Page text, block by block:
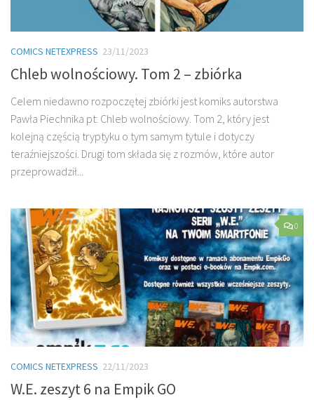
COMICS NETEXPRESS 23/11/2023
Chleb wolnościowy. Tom 2 – zbiórka
Celem niedawno rozpoczętej zbiórki jest komiks autorstwa
Pawła Piechnika pt: Chleb wolnościowy. Tom 2, który jest
kolejną częścią tryptyku o tym samym tytule i dotyczy
teraźniejszości. Drugi tom składa się z rozmów, które autor
przeprowadził...
0
COMICS NETEXPRESS 22/11/2023
W.E. zeszyt 6 na Empik GO